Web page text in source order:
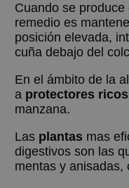
Cuando se
remedio es
posición elevada,
cuña debajo del
En el ámbito de la
a protectores
manzana.
Las plantas mas
digestivos son las
mentas y anisadas,